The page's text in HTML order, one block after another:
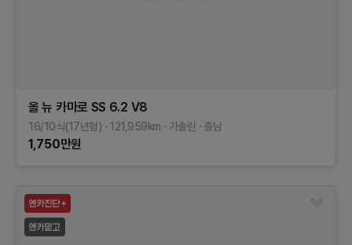
올 뉴 카마로 SS 6.2 V8
16/10식(17년형) 121,959km 가솔린 충남
1,750만원